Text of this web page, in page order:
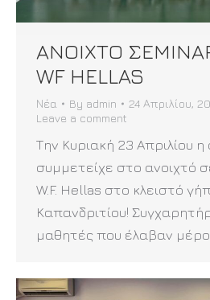
ΑΝΟΙΧΤΟ
WF HELLAS
Νέα By admin
24 Απριλίου,
Leave a comment
Την Κυριακή 23 Απριλίου
συμμετείχε στο ανοιχτό
W.F. Hellas στο κλειστό
Καπανδριτίου!
μαθητές που έλαβαν